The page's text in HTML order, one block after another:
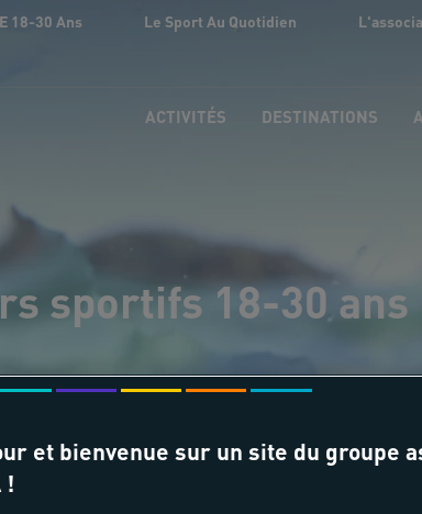
18-30 Ans Le Sport Au Quotidien
ACTIVITÉS DESTINATIONS
sportifs 18-30 ans
et bienvenue sur un site du groupe
!